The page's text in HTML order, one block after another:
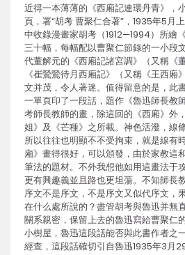
近得一本薄薄的《西廂記連環丹青》，
頁，署“胡考 曹聚仁合著”，1935年5月
中收錄漫畫家胡考（1912—1994）所繪
三十幅，每幅配以曹聚仁節錄的一小段
代董解元的《西廂記諸宮調》（又稱《
《崔鶯鶯待月西廂記》（又稱《王西廂
文并茂，令人著迷。值得留意的是，此
一單頁印了一段話，題作《魯迅師長教
考師長教師的畫，除這回的《西廂》外
姐》及《芒種》之所載。神色活潑，線
所以往往也明顯不不受拘束，就是線有
廂》畫得很好，可以頒發，由於家教這
筆法的題材。不外我想他如用這畫法于
更有興趣義並且路也更坦蕩。不知師長
序文不是序文，不是序文又似代序文，
在什么處所說的？盡管胡考與魯迅并無
關系親密，保留上去的魯迅寫給曹聚仁
小樹屋，魯迅這段話能否與此書作者之
經查，這段話確切引自魯迅1935年3月